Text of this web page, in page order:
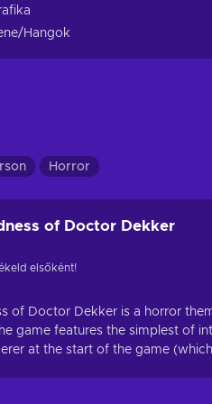
Hangok
Horror
of Doctor Dekker
elsőként!
of Doctor Dekker is a horror
game features the simplest of
at the start of the game